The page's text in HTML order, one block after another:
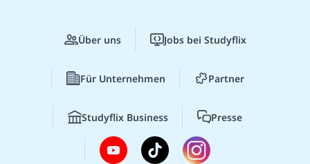
Über uns Jobs bei Studyflix
Für Unternehmen Partner
Studyflix Business Presse